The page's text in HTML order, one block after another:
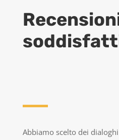
Abbiamo scelto dei